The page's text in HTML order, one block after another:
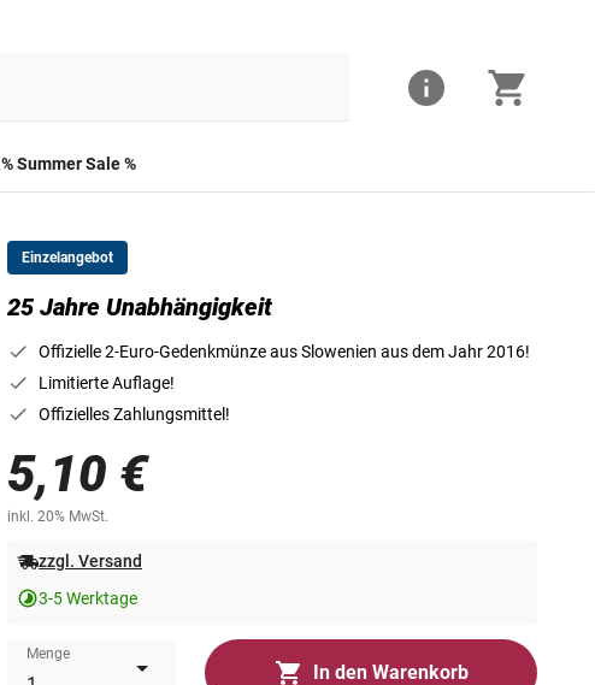
% Summer Sale %
Einzelangebot
25 Jahre Unabhängigkeit
Offizielle 2-Euro-Gedenkmünze aus Slowenien aus dem Jahr 2016!
Limitierte Auflage!
Offizielles Zahlungsmittel!
5,10 €
inkl. 20% MwSt.
zzgl. Versand
3-5 Werktage
Menge
In den Warenkorb